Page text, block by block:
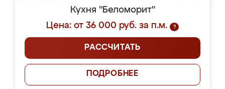
Кухня "Беломорит"
Цена: от 36 000 руб. за п.м.
?
РАССЧИТАТЬ
ПОДРОБНЕЕ